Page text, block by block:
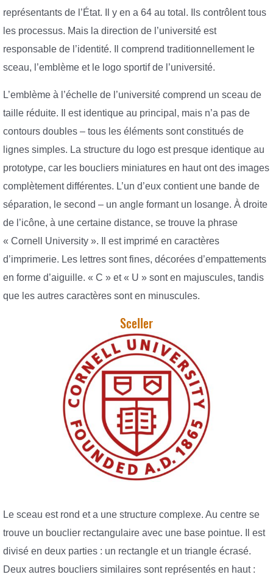
représentants de l’État. Il y en a 64 au total. Ils contrôlent tous
les processus. Mais la direction de l’université est
responsable de l’identité. Il comprend traditionnellement le
sceau, l’emblème et le logo sportif de l’université.
L’emblème à l’échelle de l’université comprend un sceau de
taille réduite. Il est identique au principal, mais n’a pas de
contours doubles – tous les éléments sont constitués de
lignes simples. La structure du logo est presque identique au
prototype, car les boucliers miniatures en haut ont des images
complètement différentes. L’un d’eux contient une bande de
séparation, le second – un angle formant un losange. À droite
de l’icône, à une certaine distance, se trouve la phrase
« Cornell University ». Il est imprimé en caractères
d’imprimerie. Les lettres sont fines, décorées d’empattements
en forme d’aiguille. « C » et « U » sont en majuscules, tandis
que les autres caractères sont en minuscules.
Sceller
Le sceau est rond et a une structure complexe. Au centre se
trouve un bouclier rectangulaire avec une base pointue. Il est
divisé en deux parties : un rectangle et un triangle écrasé.
Deux autres boucliers similaires sont représentés en haut :